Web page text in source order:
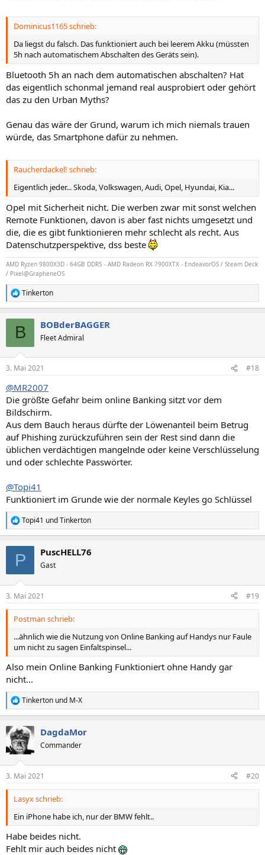
Dominicus1165 schrieb:
Da liegst du falsch. Das funktioniert auch bei leerem Akku (müssten
5h nach automatischem Abschalten des Geräts sein).
Bluetooth 5h an nach dem automatischen abschalten? Hat
das eigentlich schonmal jemand real ausprobiert oder gehört
das zu den Urban Myths?
Genau das wäre der Grund, warum ich mich niemals trauen
würde, das Smartphone dafür zu nehmen.
Raucherdackel! schrieb:
Eigentlich jeder... Skoda, Volkswagen, Audi, Opel, Hyundai, Kia...
Opel mit Sicherheit nicht. Die werben zwar mit sonst welchen
Remote Funktionen, davon is aber fast nichts umgesetzt und
die, die es gibt funktionieren mehr schlecht als recht. Aus
Datenschutzperspektive, dss beste
AMD Ryzen 9800X3D - 64GB DDR5 - AMD Radeon RX 7900XTX - EndeavorOS / Steam Deck
/ Pixel@GrapheneOS
R
e
e
:
Tinkerton
B BOBderBAGGER
Fleet Admiral
3. Mai 2021 #18
@MR2007
Die größte Gefahr beim online Banking sitzt vor dem
Bildschirm.
Aus dem Bauch heraus dürfte der Löwenanteil beim Betrug
auf Phishing zurückzuführen sein der Rest sind dann die
üblichen verdächtigen mangelnde oder keine Verschlüsselung
und oder schlechte Passwörter.
@Topi41
Funktioniert im Grunde wie der normale Keyles go Schlüssel
R
e
e
n
Topi41 undTinkerton
P PuscHELL76
Gast
3. Mai 2021 #19
Postman schrieb:
...ähnlich wie die Nutzung von Online Banking auf Handys nur Faule
um nicht zu sagen Einfaltspinsel...
Also mein Online Banking Funktioniert ohne Handy gar
nicht...
R
e
k
t
i
e
n
Tinkerton und M-X
DagdaMor
Commander
3. Mai 2021 #20
Lasyx schrieb:
Ein iPhone habe ich, nur der BMW fehlt..
Habe beides nicht.
Fehlt mir auch beides nicht